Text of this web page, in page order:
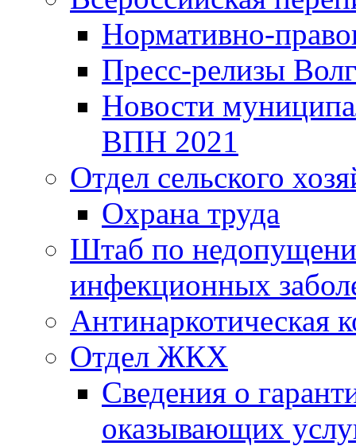
Нормативно-
Пресс-релизы
Новости
ВПН 2021
Отдел сельского
Охрана труда
Штаб по
инфекционных
Антинаркотическая
Отдел ЖКХ
Сведения о
оказывающих